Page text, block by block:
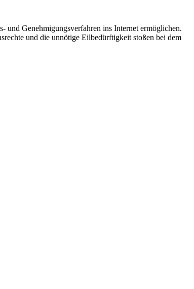
und Genehmigungsverfahren ins Internet ermöglichen.
und die unnötige Eilbedürftigkeit stoßen bei dem